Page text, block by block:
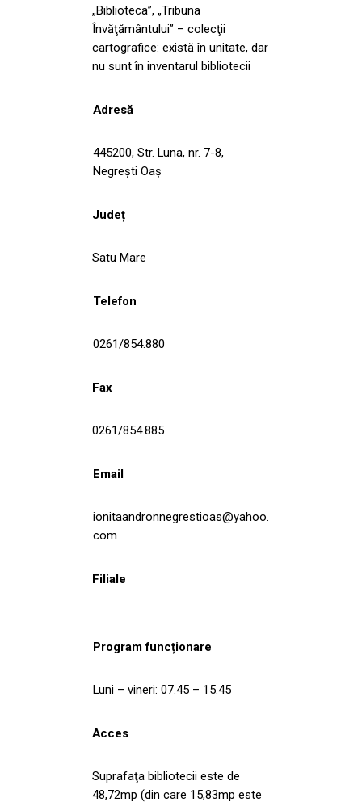
„Biblioteca”, „Tribuna
Învăţământului” – colecţii
cartografice: există în unitate, dar
nu sunt în inventarul bibliotecii
Adresă
445200, Str. Luna, nr. 7-8,
Negreşti Oaş
Județ
Satu Mare
Telefon
0261/854.880
Fax
0261/854.885
Email
ionitaandronnegrestioas@yahoo.
com
Filiale
Program funcționare
Luni – vineri: 07.45 – 15.45
Acces
Suprafaţa bibliotecii este de
48,72mp (din care 15,83mp este